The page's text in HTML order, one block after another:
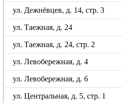
ул. Дежнёвцев, д. 14, стр. 3
ул. Таежная, д. 24
ул. Таежная, д. 24, стр. 2
ул. Левобережная, д. 4
ул. Левобережная, д. 6
ул. Центральная, д. 5, стр. 1